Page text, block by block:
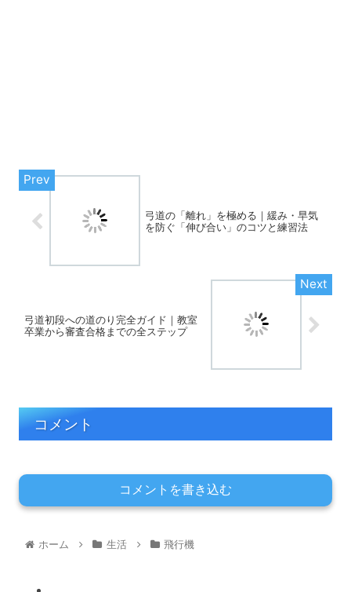
弓道の「離れ」を極める｜緩み・早気
を防ぐ「伸び合い」のコツと練習法
弓道初段への道のり完全ガイド｜教室
卒業から審査合格までの全ステップ
コメント
コメントを書き込む
ホーム 生活 飛行機